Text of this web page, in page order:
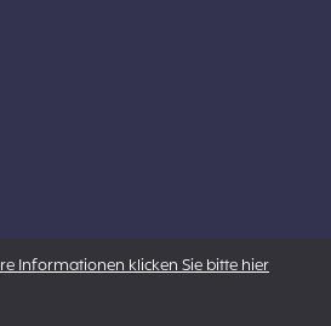
Informationen klicken Sie bitte hier